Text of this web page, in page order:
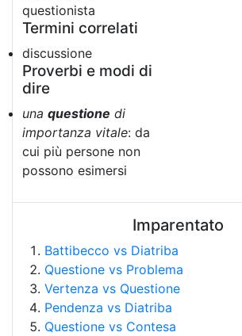
questionista
Termini correlati
discussione
Proverbi e modi di
dire
una questione di
importanza vitale: da
cui più persone non
possono esimersi
Imparentato
Battibecco vs Diatriba
Questione vs Problema
Vertenza vs Questione
Pendenza vs Diatriba
Questione vs Contesa